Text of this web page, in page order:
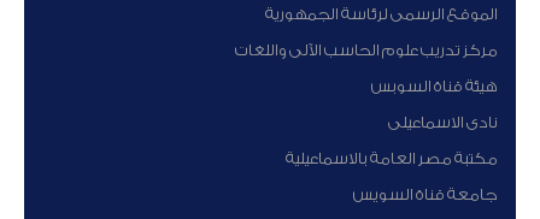
الموقع الرسمى لرئاسة الجمهورية
مركز تدريب علوم الحاسب الآلى واللغات
هيئة قناة السوبس
نادى الاسماعيلى
مكتبة مصر العامة بالاسماعيلية
جامعة قناة السويس